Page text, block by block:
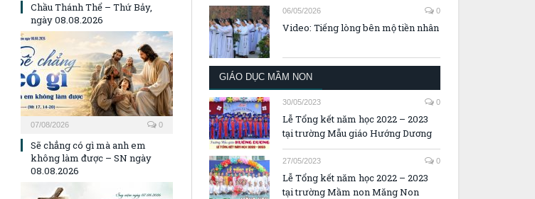
Chầu Thánh Thể – Thứ Bảy,
ngày 08.08.2026
07/08/2026 0
Sẽ chẳng có gì mà anh em
không làm được – SN ngày
08.08.2026
06/05/2026 0
Video: Tiếng lòng bên mộ tiền nhân
GIÁO DỤC MẦM NON
30/05/2023 0
Lễ Tổng kết năm học 2022 – 2023
tại trường Mẫu giáo Hướng Dương
27/05/2023 0
Lễ Tổng kết năm học 2022 – 2023
tại trường Mầm non Măng Non